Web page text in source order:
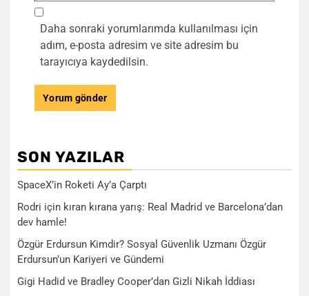
Daha sonraki yorumlarımda kullanılması için
adım, e-posta adresim ve site adresim bu
tarayıcıya kaydedilsin.
SON YAZILAR
SpaceX’in Roketi Ay’a Çarptı
Rodri için kıran kırana yarış: Real Madrid ve Barcelona’dan
dev hamle!
Özgür Erdursun Kimdir? Sosyal Güvenlik Uzmanı Özgür
Erdursun’un Kariyeri ve Gündemi
Gigi Hadid ve Bradley Cooper’dan Gizli Nikah İddiası